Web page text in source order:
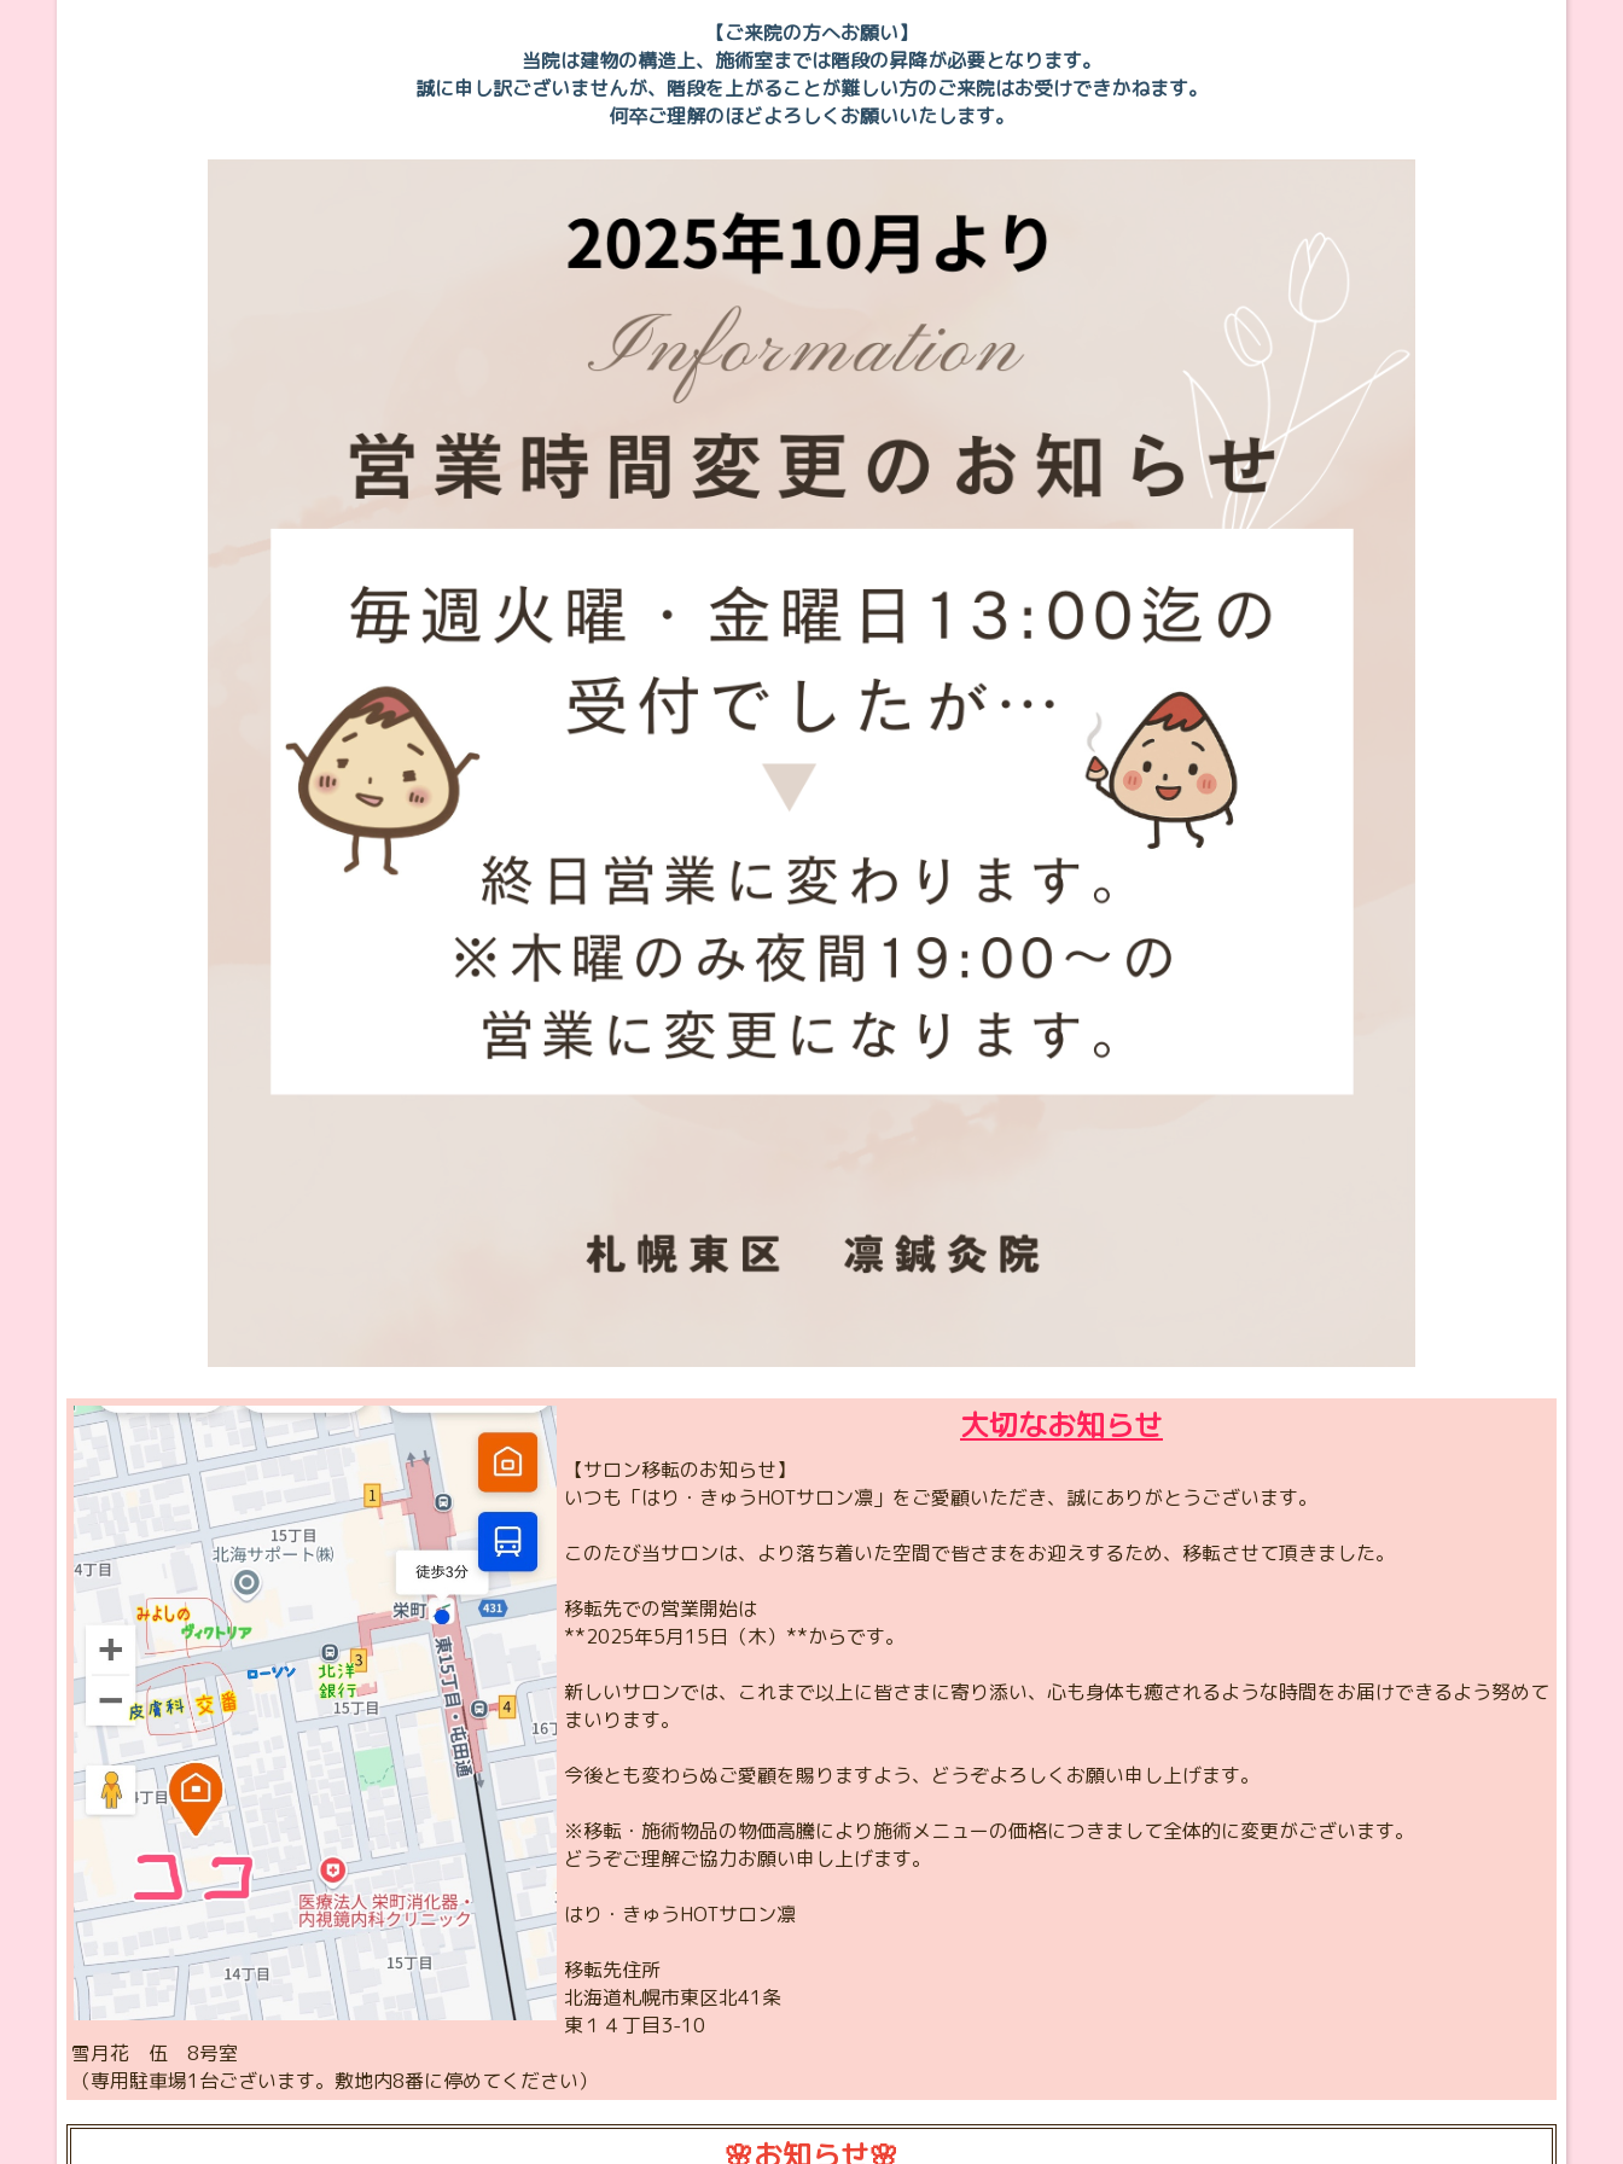
【ご来院の方へお願い】
当院は建物の構造上、施術室までは階段の昇降が必要となります。
誠に申し訳ございませんが、階段を上がることが難しい方のご来院はお受けできかねます。
何卒ご理解のほどよろしくお願いいたします。
大切なお知らせ
【サロン移転のお知らせ】
いつも「はり・きゅうHOTサロン凛」をご愛顧いただき、誠にありがとうございます。
このたび当サロンは、より落ち着いた空間で皆さまをお迎えするため、移転させて頂きました。
移転先での営業開始は
**2025年5月15日（木）**からです。
新しいサロンでは、これまで以上に皆さまに寄り添い、心も身体も癒されるような時間をお届けできるよう努めて
まいります。
今後とも変わらぬご愛顧を賜りますよう、どうぞよろしくお願い申し上げます。
※移転・施術物品の物価高騰により施術メニューの価格につきまして全体的に変更がございます。
どうぞご理解ご協力お願い申し上げます。
はり・きゅうHOTサロン凛
移転先住所
北海道札幌市東区北41条
東１４丁目3-10
雪月花 伍 8号室
（専用駐車場1台ございます。敷地内8番に停めてください）
🌸お知らせ🌸